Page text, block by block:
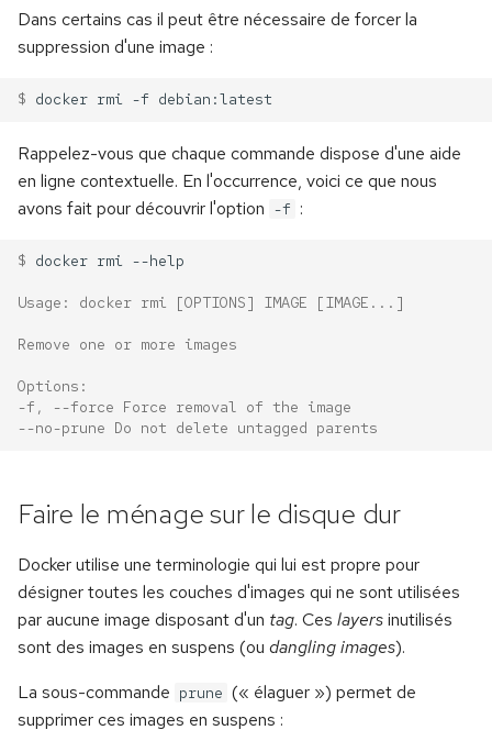
Dans certains cas il peut être nécessaire de forcer la
suppression d'une image :
$ docker rmi -f
Rappelez-vous que chaque commande dispose d'une aide
en ligne contextuelle. En l'occurrence, voici ce que nous
avons fait pour découvrir l'option -f :
$ docker rmi
Usage: docker rmi [OPTIONS] IMAGE [IMAGE...]
Remove one or more images
Options:
-f, --force Force removal of the image
--no-prune Do not delete untagged parents
Faire le ménage sur le disque dur
Docker utilise une terminologie qui lui est propre pour
désigner toutes les couches d'images qui ne sont utilisées
par aucune image disposant d'un tag. Ces layersinutilisés
sont des images en suspens (ou dangling images).
La sous-commande prune (« élaguer ») permet de
supprimer ces images en suspens :